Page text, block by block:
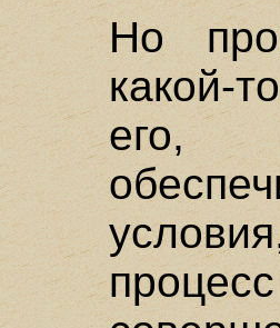
Но
какой-
его,